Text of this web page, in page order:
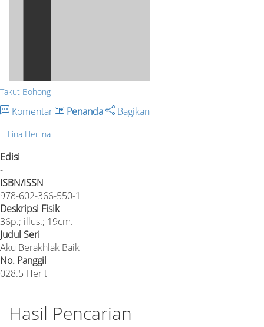
Takut Bohong
Komentar Penanda Bagikan
Lina Herlina
Edisi
-
ISBN/ISSN
978-602-366-550-1
Deskripsi Fisik
36p.; illus.; 19cm.
Judul Seri
Aku Berakhlak Baik
No. Panggil
028.5 Her t
Hasil Pencarian